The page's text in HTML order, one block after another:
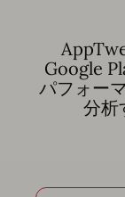
Google
パフォー
分析